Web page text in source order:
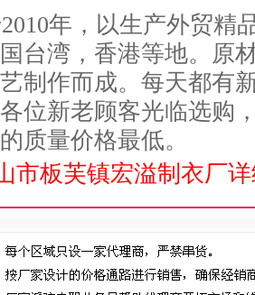
年，以生产外贸精
台湾，香港等地。原
制作而成。每天都有
位新老顾客光临选购
质量价格最低。
市板芙镇宏溢制衣厂